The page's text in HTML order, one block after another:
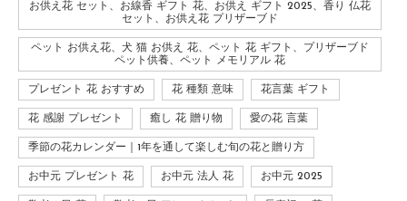
お供え花 セット、お線香 ギフト 花、お供え ギフト 2025、香り 仏花
セット、お供え花 プリザーブド
ペット お供え花、犬 猫 お供え 花、ペット 花 ギフト、プリザーブド
ペット供養、ペット メモリアル 花
プレゼント 花 おすすめ 花 種類 意味 花言葉 ギフト
花 感謝 プレゼント 癒し 花 贈り物 愛の花 言葉
季節の花カレンダー｜1年を通して楽しむ旬の花と贈り方
お中元 プレゼント 花 お中元 法人 花 お中元 2025